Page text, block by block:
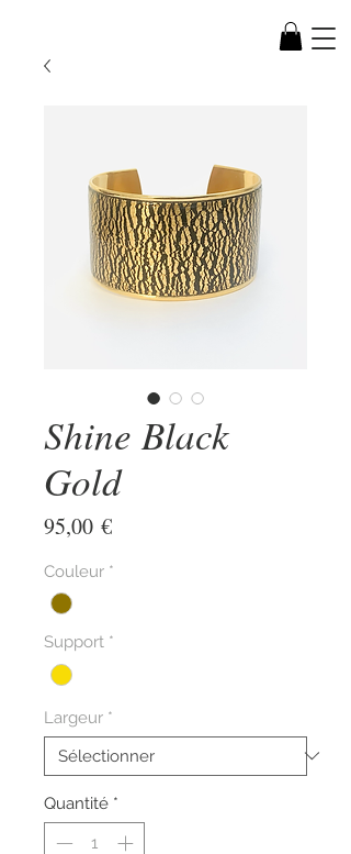
Shine Black
Gold
95,00 €Prix
Couleur *
Support *
Largeur *
Quantité *